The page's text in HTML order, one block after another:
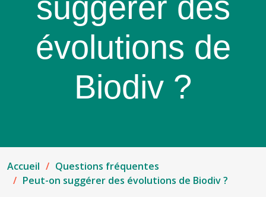
évolutions de
Biodiv ?
Accueil
Questions fréquentes
Peut-on suggérer des évolutions de Biodiv ?